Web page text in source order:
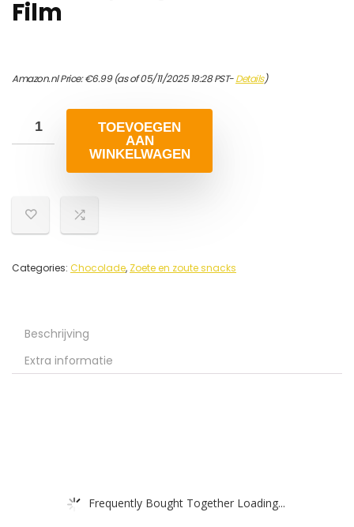
Film
Amazon.nl Price:€6.99(as of 05/11/2025 19:28 PST-Details)
TOEVOEGEN
AAN
WINKELWAGEN
Categories: Chocolade, Zoete en zoute snacks
Beschrijving
Extra informatie
Frequently Bought Together Loading...